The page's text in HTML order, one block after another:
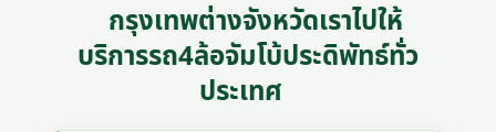
กรุงเทพต่างจังหวัดเราไปให้
บริการรถ4ล้อจัมโบ้ประดิพัทธ์ทั่ว
ประเทศ